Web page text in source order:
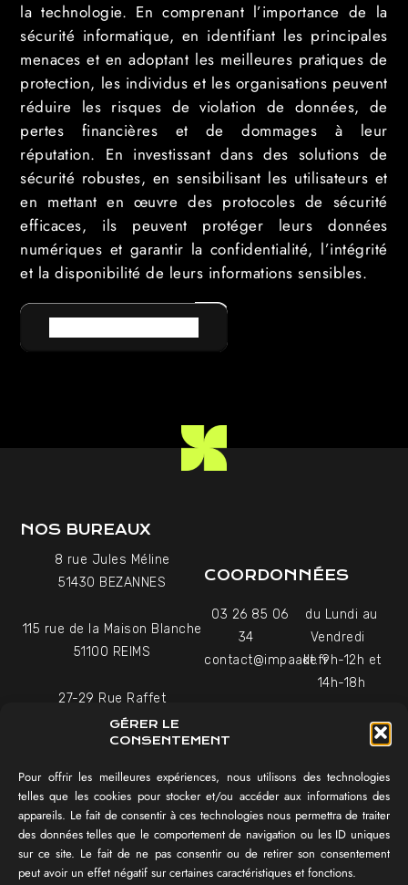
GÉRER LE
CONSENTEMENT
Pour offrir les meilleures expériences, nous utilisons des technologies
telles que les cookies pour stocker et/ou accéder aux informations des
appareils. Le fait de consentir à ces technologies nous permettra de traiter
des données telles que le comportement de navigation ou les ID uniques
sur ce site. Le fait de ne pas consentir ou de retirer son consentement
peut avoir un effet négatif sur certaines caractéristiques et fonctions.
la technologie. En comprenant l’importance de la
sécurité informatique, en identifiant les principales
menaces et en adoptant les meilleures pratiques de
protection, les individus et les organisations peuvent
réduire les risques de violation de données, de
pertes financières et de dommages à leur
réputation. En investissant dans des solutions de
sécurité robustes, en sensibilisant les utilisateurs et
en mettant en œuvre des protocoles de sécurité
efficaces, ils peuvent protéger leurs données
numériques et garantir la confidentialité, l’intégrité
et la disponibilité de leurs informations sensibles.
NOS BUREAUX
8 rue Jules Méline
51430 BEZANNES
115 rue de la Maison Blanche
51100 REIMS
27-29 Rue Raffet
75016 PARIS
COORDONNÉES
03 26 85 06
34
contact@impaakt.fr
du Lundi au
Vendredi
de 9h-12h et
14h-18h
vous
NAVIGATION
Témoignages vidéo
Équipe
Réalisations